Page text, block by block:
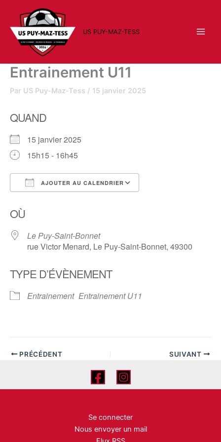
contenu
US PUY-MAZ-TESS
Entrainement U11
Par US Puy-Maz-Tess / 15 janvier 2025
QUAND
15 janvier 2025
15h15 - 16h45
AJOUTER AU CALENDRIER
OÙ
Le Puy-Saint-Bonnet
rue Victor Menard, Le Puy-Saint-Bonnet, 49300
TYPE D’ÉVÈNEMENT
Entrainement Entrainement U11
PRÉCÉDENT SUIVANT
Se connecter
Nous envoyer un mail